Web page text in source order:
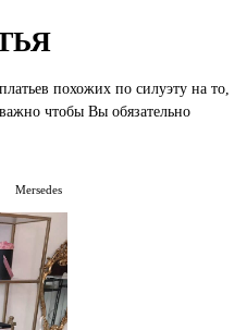
похожих по силуэту на то,
чтобы Вы обязательно
Mersedes